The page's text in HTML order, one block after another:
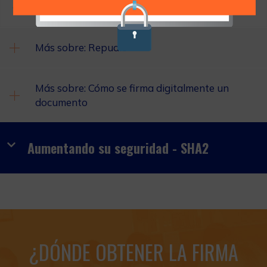
en completarse con el poder computacional existente).
Más sobre: Repudio
Más sobre: Cómo se firma digitalmente un
documento
Aumentando su seguridad - SHA2
¿DÓNDE OBTENER LA FIRMA